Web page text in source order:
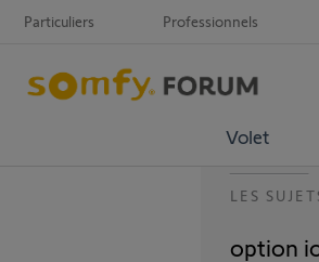
Particuliers Professionnels
Volet
LES
option